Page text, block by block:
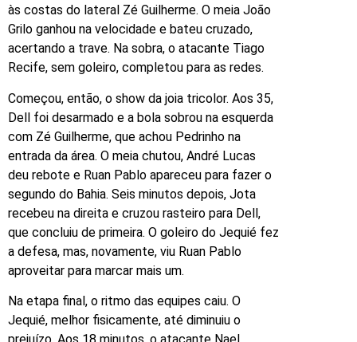
às costas do lateral Zé Guilherme. O meia João
Grilo ganhou na velocidade e bateu cruzado,
acertando a trave. Na sobra, o atacante Tiago
Recife, sem goleiro, completou para as redes.
Começou, então, o show da joia tricolor. Aos 35,
Dell foi desarmado e a bola sobrou na esquerda
com Zé Guilherme, que achou Pedrinho na
entrada da área. O meia chutou, André Lucas
deu rebote e Ruan Pablo apareceu para fazer o
segundo do Bahia. Seis minutos depois, Jota
recebeu na direita e cruzou rasteiro para Dell,
que concluiu de primeira. O goleiro do Jequié fez
a defesa, mas, novamente, viu Ruan Pablo
aproveitar para marcar mais um.
Na etapa final, o ritmo das equipes caiu. O
Jequié, melhor fisicamente, até diminuiu o